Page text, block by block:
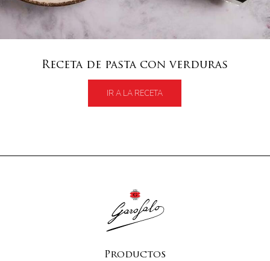
Receta de pasta con verduras
IR A LA RECETA
Productos